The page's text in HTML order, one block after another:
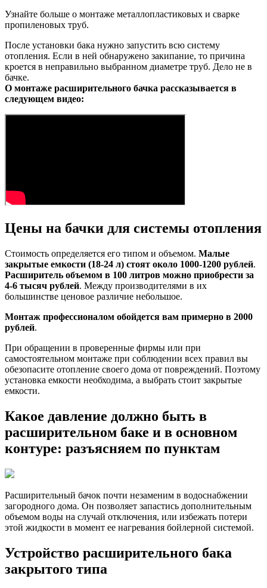
Узнайте больше о монтаже металлопластиковых и сварке
пропиленовых труб.
После установки бака нужно запустить всю систему
отопления. Если в ней обнаружено закипание, то причина
кроется в неправильно выбранном диаметре труб. Дело не в
бачке.
О монтаже расширительного бачка рассказывается в
следующем видео:
Цены на бачки для системы отопления
Стоимость определяется его типом и объемом. Малые
закрытые емкости (18-24 л) стоят около 1000-1200 рублей.
Расширитель объемом в 100 литров можно приобрести за
4-6 тысяч рублей. Между производителями в их
большинстве ценовое различие небольшое.
Монтаж профессионалом обойдется вам примерно в 2000
рублей.
При обращении в проверенные фирмы или при
самостоятельном монтаже при соблюдении всех правил вы
обезопасите отопление своего дома от повреждений. Поэтому
установка емкости необходима, а выбрать стоит закрытые
емкости.
Какое давление должно быть в
расширительном баке и в основном
контуре: разъясняем по пунктам
Расширительный бачок почти незаменим в водоснабжении
загородного дома. Он позволяет запастись дополнительным
объемом воды на случай отключения, или избежать потери
этой жидкости в момент ее нагревания бойлерной системой.
Устройство расширительного бака
закрытого типа